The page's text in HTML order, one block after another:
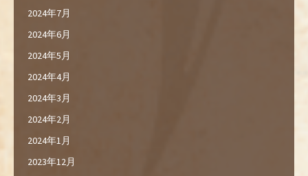
2024年7月
2024年6月
2024年5月
2024年4月
2024年3月
2024年2月
2024年1月
2023年12月